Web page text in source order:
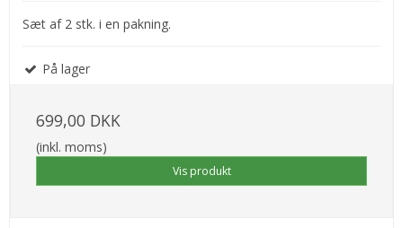
Sæt af 2 stk. i en pakning.
På lager
699,00 DKK
(inkl. moms)
Vis produkt